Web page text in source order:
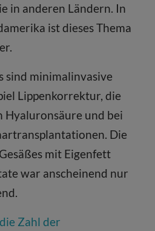
in anderen Ländern. In
ist dieses Thema
sind minimalinvasive
Lippenkorrektur, die
Hyaluronsäure und bei
Die
mit Eigenfett
war anscheinend nur
Zahl der